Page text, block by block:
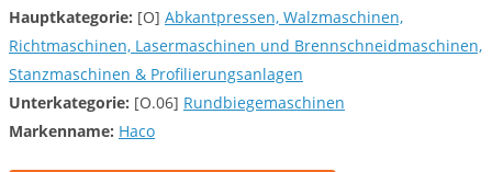
Hauptkategorie: [O] Abkantpressen, Walzmaschinen,
Richtmaschinen, Lasermaschinen und Brennschneidmaschinen,
Stanzmaschinen & Profilierungsanlagen
Unterkategorie: [O.06] Rundbiegemaschinen
Markenname: Haco